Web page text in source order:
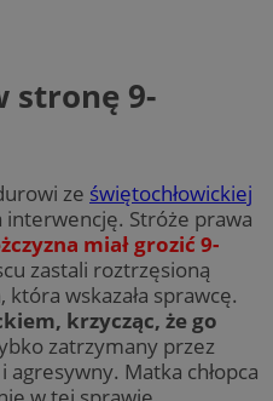
stronę 9-
ze świętochłowickiej
interwencję. Stróże prawa
miał grozić 9-
zastali roztrzęsioną
która wskazała sprawcę.
krzycząc, że go
zatrzymany przez
agresywny. Matka chłopca